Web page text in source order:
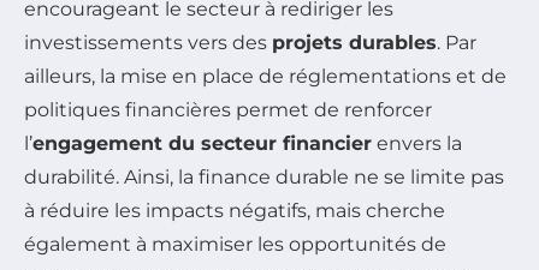
encourageant le secteur à rediriger les
investissements vers des projets durables. Par
ailleurs, la mise en place de réglementations et de
politiques financières permet de renforcer
l’engagement du secteur financier envers la
durabilité. Ainsi, la finance durable ne se limite pas
à réduire les impacts négatifs, mais cherche
également à maximiser les opportunités de